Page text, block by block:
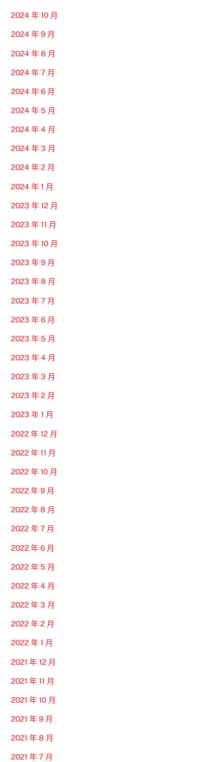
2024 年 10 月
2024 年 9 月
2024 年 8 月
2024 年 7 月
2024 年 6 月
2024 年 5 月
2024 年 4 月
2024 年 3 月
2024 年 2 月
2024 年 1 月
2023 年 12 月
2023 年 11 月
2023 年 10 月
2023 年 9 月
2023 年 8 月
2023 年 7 月
2023 年 6 月
2023 年 5 月
2023 年 4 月
2023 年 3 月
2023 年 2 月
2023 年 1 月
2022 年 12 月
2022 年 11 月
2022 年 10 月
2022 年 9 月
2022 年 8 月
2022 年 7 月
2022 年 6 月
2022 年 5 月
2022 年 4 月
2022 年 3 月
2022 年 2 月
2022 年 1 月
2021 年 12 月
2021 年 11 月
2021 年 10 月
2021 年 9 月
2021 年 8 月
2021 年 7 月